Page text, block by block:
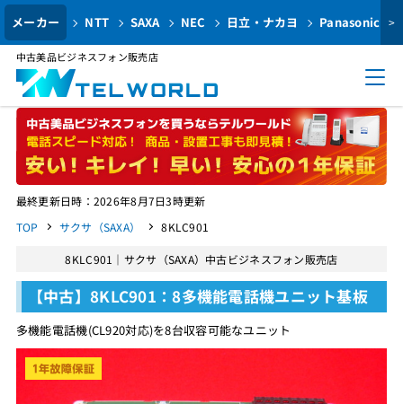
メーカー NTT SAXA NEC 日立・ナカヨ Panasonic >
中古美品ビジネスフォン販売店
最終更新日時：2026年8月7日3時更新
TOP
サクサ（SAXA） 8KLC901
8KLC901｜サクサ（SAXA）中古ビジネスフォン販売店
【中古】8KLC901：8多機能電話機ユニット基板
多機能電話機(CL920対応)を8台収容可能なユニット